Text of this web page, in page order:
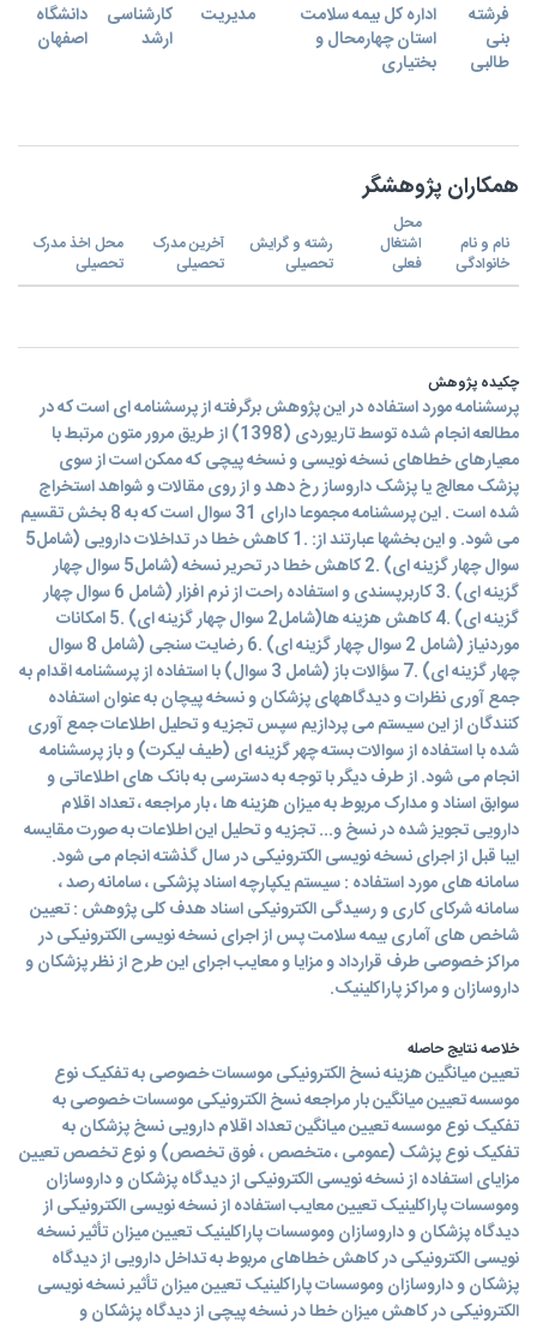
فرشته
بنی
طالبی
اداره کل بیمه سلامت
استان چهارمحال و
بختیاری
مدیریت
کارشناسی
ارشد
دانشگاه
اصفهان
همکاران پژوهشگر
نام و نام
خانوادگی
محل
اشتغال
فعلی
رشته و گرایش
تحصیلی
آخرین مدرک
تحصیلی
محل اخذ مدرک
تحصیلی
چکیده پژوهش
پرسشنامه مورد استفاده در این پژوهش برگرفته از پرسشنامه ای است که در
مطالعه انجام شده توسط تاریوردی (1398) از طریق مرور متون مرتبط با
معیارهای خطاهای نسخه نویسی و نسخه پیچی که ممکن است از سوی
پزشک معالج یا پزشک داروساز رخ دهد و از روی مقالات و شواهد استخراج
شده است . این پرسشنامه مجموعا دارای 31 سوال است که به 8 بخش تقسیم
می شود. و این بخشها عبارتند از: .1 کاهش خطا در تداخلات دارویی (شامل5
سوال چهار گزینه ای) .2 کاهش خطا در تحریر نسخه (شامل5 سوال چهار
گزینه ای) .3 کاربرپسندی و استفاده راحت از نرم افزار (شامل 6 سوال چهار
گزینه ای) .4 کاهش هزینه ها(شامل2 سوال چهار گزینه ای) .5 امکانات
موردنیاز (شامل 2 سوال چهار گزینه ای) .6 رضایت سنجی (شامل 8 سوال
چهار گزینه ای) .7 سؤالات باز (شامل 3 سوال) با استفاده از پرسشنامه اقدام به
جمع آوری نظرات و دیدگاههای پزشکان و نسخه پیچان به عنوان استفاده
کنندگان از این سیستم می پردازیم سپس تجزیه و تحلیل اطلاعات جمع آوری
شده با استفاده از سوالات بسته چهر گزینه ای (طیف لیکرت) و باز پرسشنامه
انجام می شود. از طرف دیگر با توجه به دسترسی به بانک های اطلاعاتی و
سوابق اسناد و مدارک مربوط به میزان هزینه ها ، بار مراجعه ، تعداد اقلام
دارویی تجویز شده در نسخ و... تجزیه و تحلیل این اطلاعات به صورت مقایسه
ایبا قبل از اجرای نسخه نویسی الکترونیکی در سال گذشته انجام می شود.
سامانه های مورد استفاده : سیستم یکپارچه اسناد پزشکی ، سامانه رصد ،
سامانه شرکای کاری و رسیدگی الکترونیکی اسناد هدف کلی پژوهش : تعیین
شاخص های آماری بیمه سلامت پس از اجرای نسخه نویسی الکترونیکی در
مراکز خصوصی طرف قرارداد و مزایا و معایب اجرای این طرح از نظر پزشکان و
داروسازان و مراکز پاراکلینیک.
خلاصه نتایج حاصله
تعیین میانگین هزینه نسخ الکترونیکی موسسات خصوصی به تفکیک نوع
موسسه تعیین میانگین بار مراجعه نسخ الکترونیکی موسسات خصوصی به
تفکیک نوع موسسه تعیین میانگین تعداد اقلام دارویی نسخ پزشکان به
تفکیک نوع پزشک (عمومی ، متخصص ، فوق تخصص) و نوع تخصص تعیین
مزایای استفاده از نسخه نویسی الکترونیکی از دیدگاه پزشکان و داروسازان
وموسسات پاراکلینیک تعیین معایب استفاده از نسخه نویسی الکترونیکی از
دیدگاه پزشکان و داروسازان وموسسات پاراکلینیک تعیین میزان تأثیر نسخه
نویسی الکترونیکی در کاهش خطاهای مربوط به تداخل دارویی از دیدگاه
پزشکان و داروسازان وموسسات پاراکلینیک تعیین میزان تأثیر نسخه نویسی
الکترونیکی در کاهش میزان خطا در نسخه پیچی از دیدگاه پزشکان و